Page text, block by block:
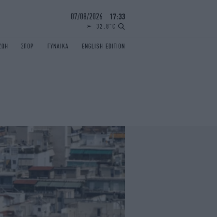
07/08/2026 17:33
32.8°C
ΣΠΟΡ ΓΥΝΑΙΚΑ ENGLISH EDITION
ΟΛΥΜΠΙΑΚΟΙ ΑΓΩΝΕΣ
iAUTOKINITO
ΖΩΔΙΑ
ELAMEFORA